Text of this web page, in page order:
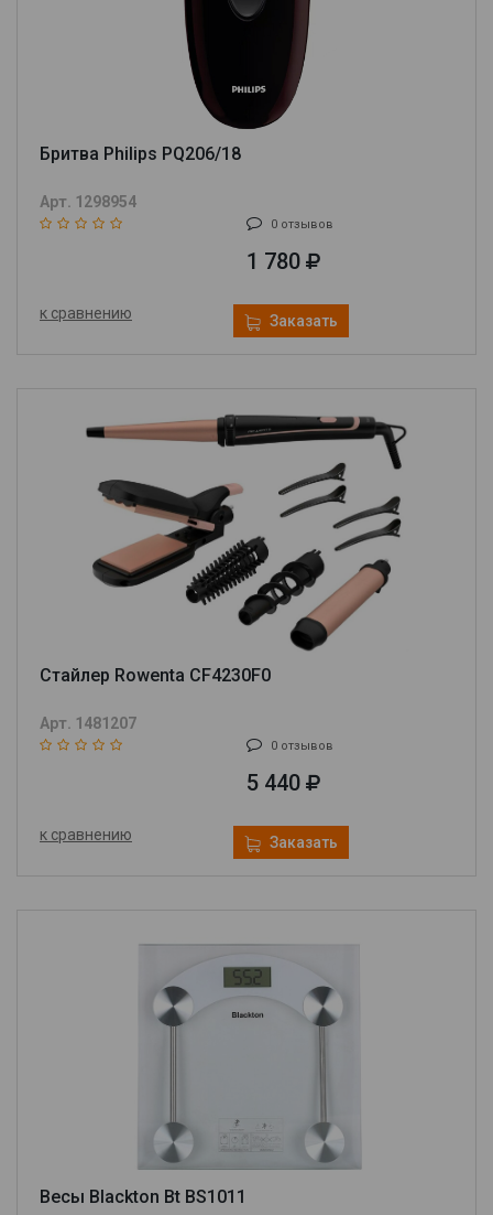
Бритва Philips PQ206/18
Арт. 1298954
0 отзывов
1 780
к сравнению Заказать
Стайлер Rowenta CF4230F0
Арт. 1481207
0 отзывов
5 440
к сравнению Заказать
Весы Blackton Bt BS1011